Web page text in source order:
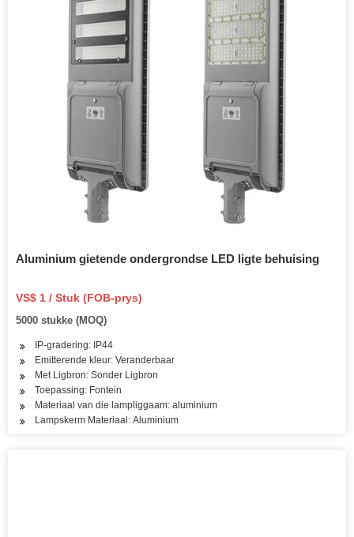
Aluminium gietende ondergrondse LED ligte behuising
VS$ 1 / Stuk (FOB-prys)
5000 stukke (MOQ)
IP-gradering: IP44
Emitterende kleur: Veranderbaar
Met Ligbron: Sonder Ligbron
Toepassing: Fontein
Materiaal van die lampliggaam: aluminium
Lampskerm Materiaal: Aluminium